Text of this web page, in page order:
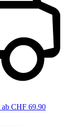
ab CHF 69.90